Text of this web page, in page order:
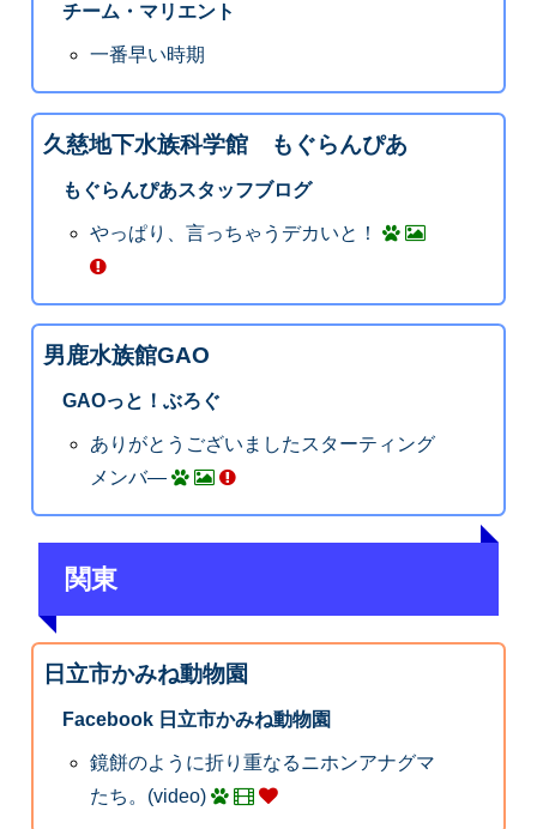
チーム・マリエント
一番早い時期
久慈地下水族科学館 もぐらんぴあ
もぐらんぴあスタッフブログ
やっぱり、言っちゃうデカいと！
男鹿水族館GAO
GAOっと！ぶろぐ
ありがとうございましたスターティング
メンバ―
関東
日立市かみね動物園
Facebook 日立市かみね動物園
鏡餅のように折り重なるニホンアナグマ
たち。(video)